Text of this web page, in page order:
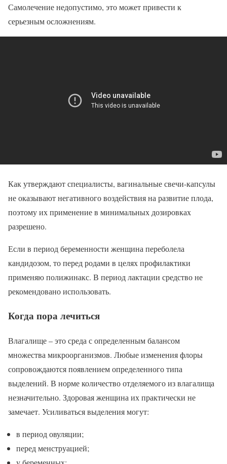
Самолечение недопустимо, это может привести к
серьезным осложнениям.
Как утверждают специалисты, вагинальные свечи-капсулы
не оказывают негативного воздействия на развитие плода,
поэтому их применение в минимальных дозировках
разрешено.
Если в период беременности женщина переболела
кандидозом, то перед родами в целях профилактики
применяю полижинакс. В период лактации средство не
рекомендовано использовать.
Когда пора лечиться
Влагалище – это среда с определенным балансом
множества микроорганизмов. Любые изменения флоры
сопровождаются появлением определенного типа
выделений. В норме количество отделяемого из влагалища
незначительно. Здоровая женщина их практически не
замечает. Усиливаться выделения могут:
в период овуляции;
перед менструацией;